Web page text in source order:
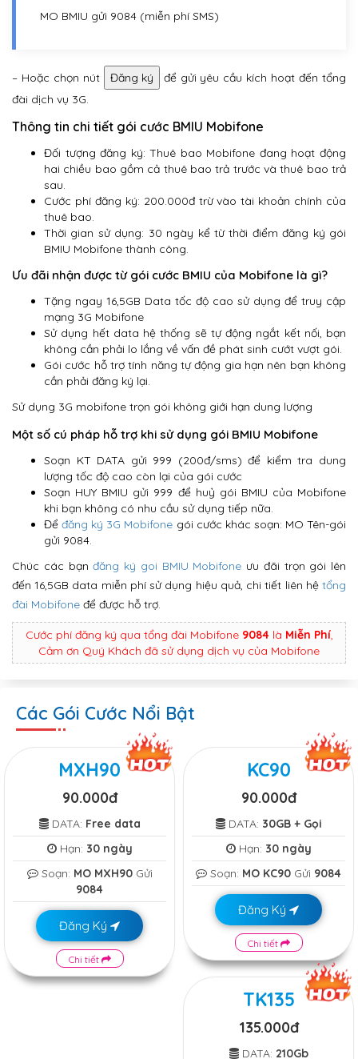
MO BMIU gửi 9084 (miễn phí SMS)
– Hoặc chọn nút Đăng ký
để gửi yêu cầu kích hoạt đến tổng
đài dịch vụ 3G.
Thông tin chi tiết gói cước BMIU Mobifone
Đối tượng đăng ký: Thuê bao Mobifone đang hoạt động
hai chiều bao gồm cả thuê bao trả trước và thuê bao trả
sau.
Cước phí đăng ký: 200.000đ trừ vào tài khoản chính của
thuê bao.
Thời gian sử dụng: 30 ngày kể từ thời điểm đăng ký gói
BMIU Mobifone thành công.
Ưu đãi nhận được từ gói cước BMIU của Mobifone là gì?
Tặng ngay 16,5GB Data tốc độ cao sử dụng để truy cập
mạng 3G Mobifone
Sử dụng hết data hệ thống sẽ tự động ngắt kết nối, bạn
không cần phải lo lắng về vấn đề phát sinh cướt vượt gói.
Gói cước hỗ trợ tính năng tự động gia hạn nên bạn không
cần phải đăng ký lại.
Sử dụng 3G mobifone trọn gói không giới hạn dung lượng
Một số cú pháp hỗ trợ khi sử dụng gói BMIU Mobifone
Soạn KT DATA gửi 999 (200đ/sms) để kiểm tra dung
lượng tốc độ cao còn lại của gói cước
Soạn HUY BMIU gửi 999 để huỷ gói BMIU của Mobifone
khi bạn không có nhu cầu sử dụng tiếp nữa.
Đểđăng ký 3G Mobifone gói cước khác soạn: MO Tên-gói
gửi 9084.
Chúc các bạnđăng ký goi BMIU Mobifone ưu đãi trọn gói lên
đến 16,5GB data miễn phí sử dụng hiệu quả, chi tiết liên hệ tổng
đài Mobifone để được hỗ trợ.
Cước phí đăng ký qua tổng đài Mobifone 9084là Miễn Phí,
Cảm ơn Quý Khách đã sử dụng dịch vụ của Mobifone
Các Gói Cước Nổi Bật
MXH90
90.000đ
DATA: Free data
Hạn: 30 ngày
Soạn: MO MXH90Gửi
9084
Đăng Ký
Chi tiết
KC90
90.000đ
DATA: 30GB + Gọi
Hạn: 30 ngày
Soạn: MO KC90 Gửi 9084
Đăng Ký
Chi tiết
TK135
135.000đ
DATA: 210Gb